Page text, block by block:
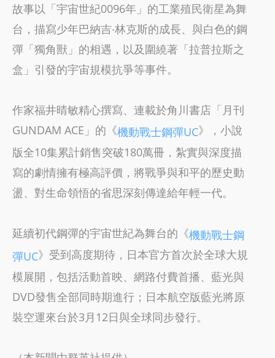
故事以「宇宙世紀0096年」的工業殖民衛星為舞
台，描寫少年巴納吉‧林克斯的成長、與白色的鋼
彈「獨角獸」的相遇，以及圍繞著「拉普拉斯之
盒」引發的宇宙規模抗爭等事件。
作家福井晴敏精心撰寫、連載於角川書店「月刊
GUNDAM ACE」的《機動戰士鋼彈UC》，小說
版全10集累計銷售突破180萬冊，紮實與深度描
寫的劇情擁有極高評價，將戰爭與和平的歷史動
盪、對生命領悟的省思深刻傳達給年輕一代。
延續初代鋼彈的宇宙世紀為舞台的《機動戰士鋼
彈UC》受到高度期待，日本官方首次於全球大規
模展開，包括活動首映、網路付費首播、藍光與
DVD發售全部同時期進行；日本航空版藍光將原
裝空運來台於3月12日與全球同步發行。